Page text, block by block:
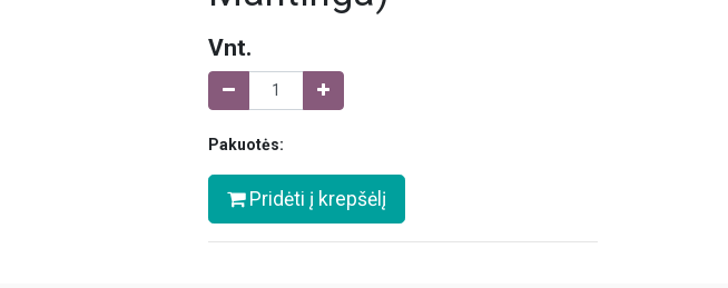
Vnt.
Pakuotės:
Pridėti į krepšėlį